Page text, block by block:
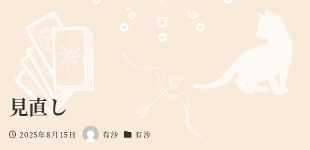
見直し
投稿日
2025年8月15日
著
有沙
カテゴリー
有沙